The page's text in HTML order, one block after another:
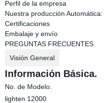
Perfil de la empresa
Nuestra producción Automática:
Certificaciones
Embalaje y envío
PREGUNTAS FRECUENTES
Visión General
Información Básica.
No. de Modelo.
lighten 12000